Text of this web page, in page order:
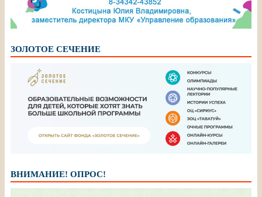
ЗОЛОТОЕ СЕЧЕНИЕ
ВНИМАНИЕ! ОПРОС!